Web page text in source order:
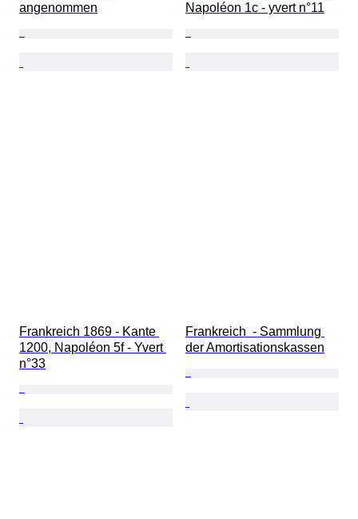
angenommen
Napoléon 1c - yvert n°11
Frankreich 1869 - Kante
1200, Napoléon 5f - Yvert
n°33
Frankreich  - Sammlung
der Amortisationskassen